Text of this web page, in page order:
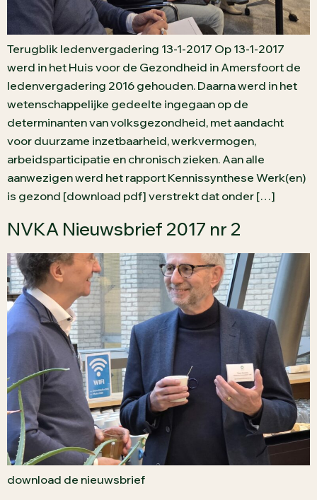
Terugblik ledenvergadering 13-1-2017 Op 13-1-2017
werd in het Huis voor de Gezondheid in Amersfoort de
ledenvergadering 2016 gehouden. Daarna werd in het
wetenschappelijke gedeelte ingegaan op de
determinanten van volksgezondheid, met aandacht
voor duurzame inzetbaarheid, werkvermogen,
arbeidsparticipatie en chronisch zieken. Aan alle
aanwezigen werd het rapport Kennissynthese Werk(en)
is gezond [download pdf] verstrekt dat onder […]
NVKA Nieuwsbrief 2017 nr 2
download de nieuwsbrief